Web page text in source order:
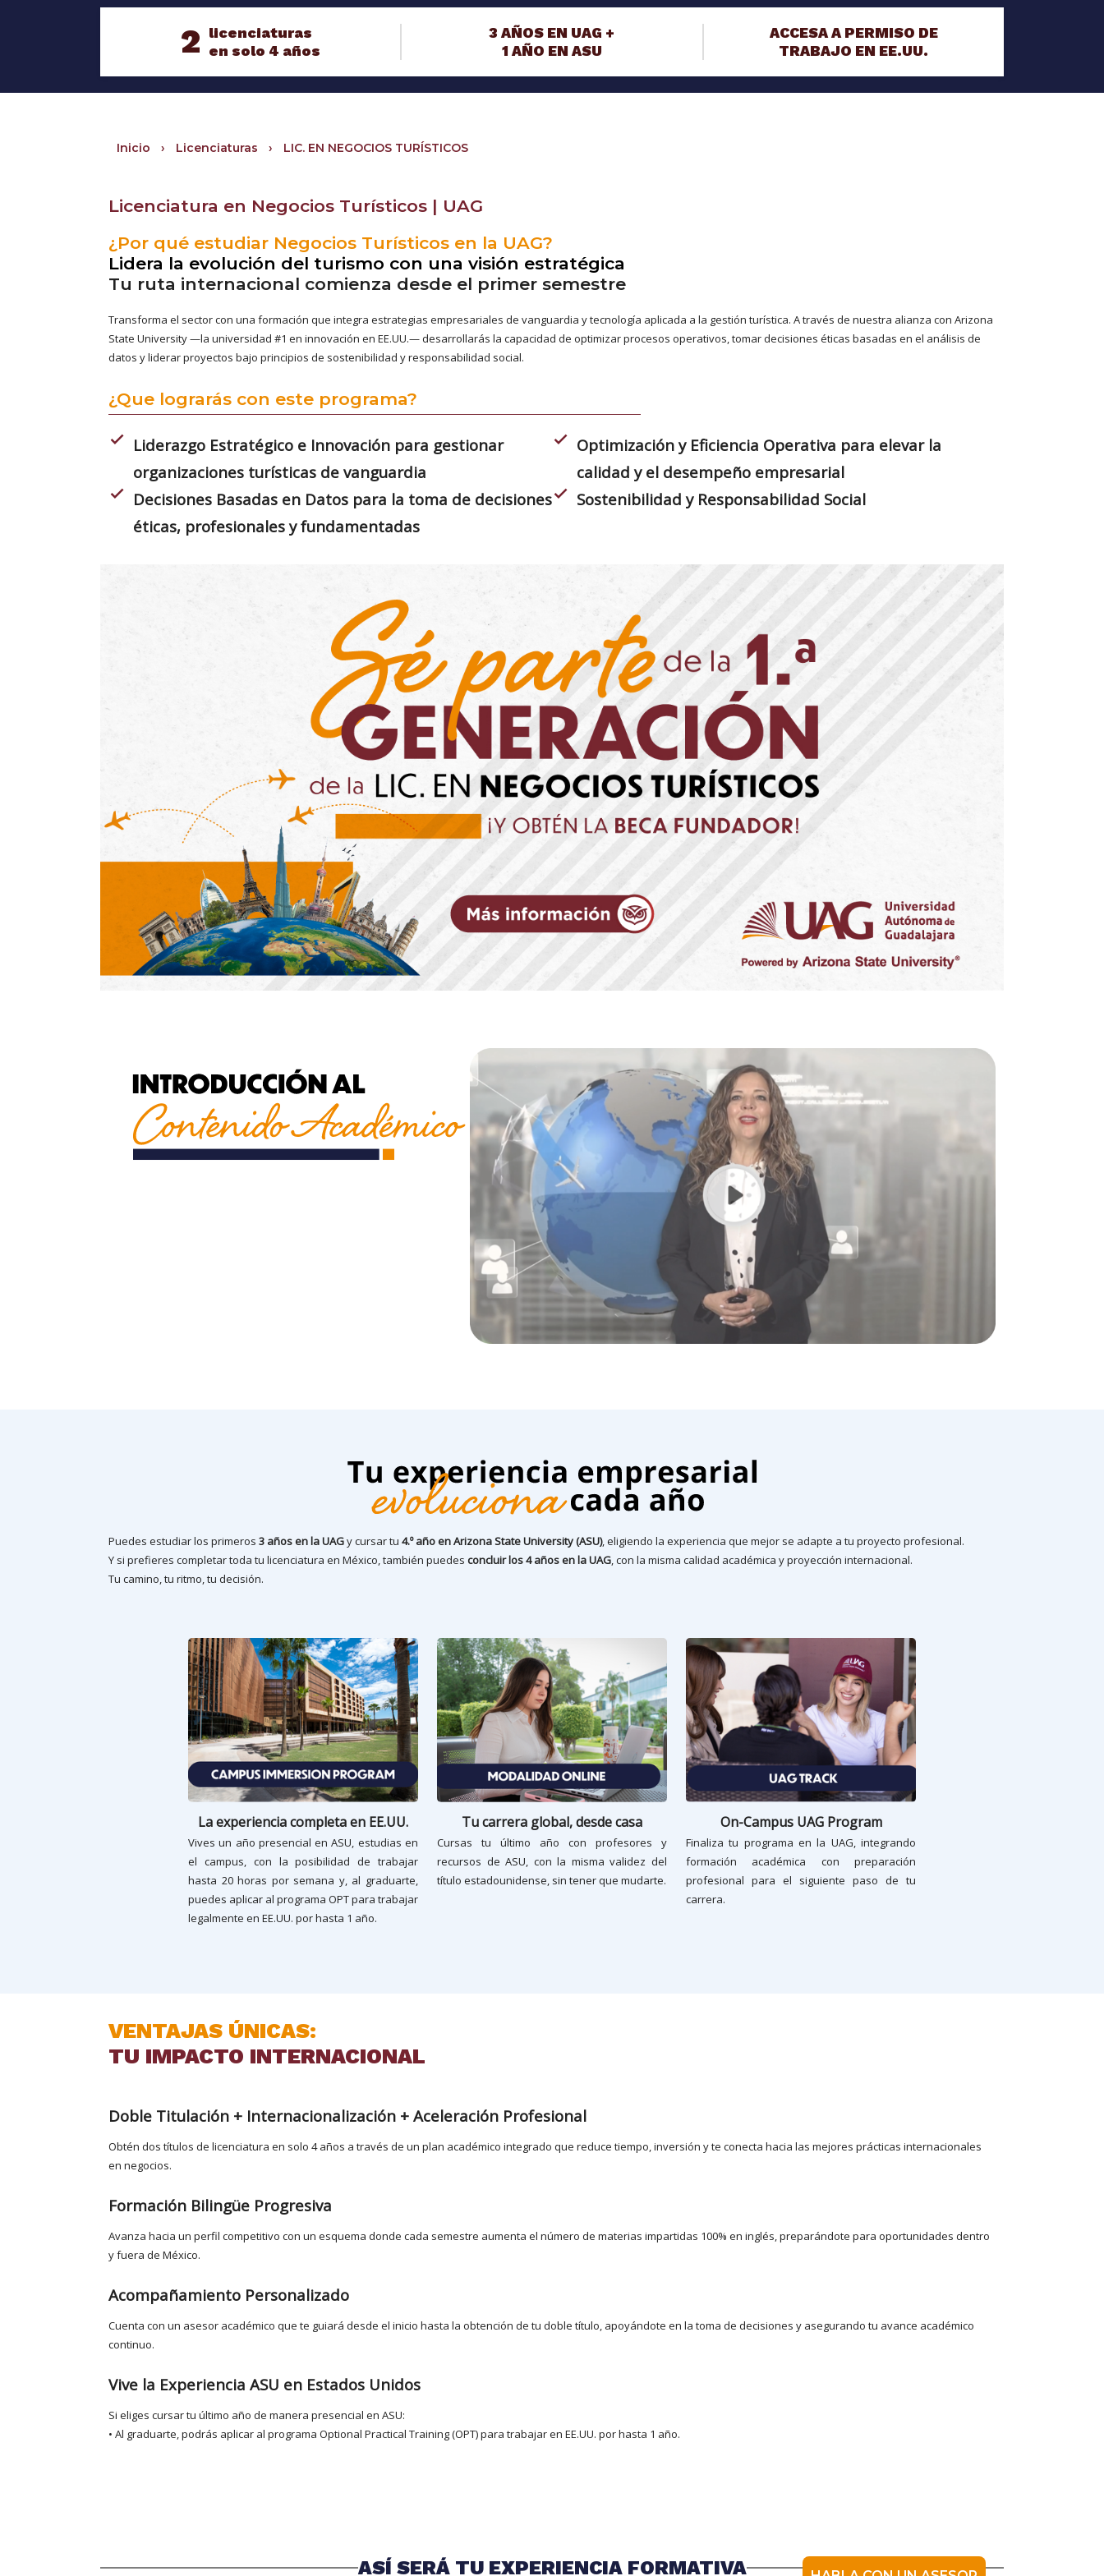
2 licenciaturas
en solo 4 años
3 AÑOS EN UAG +
1 AÑO EN ASU
ACCESA A PERMISO DE
TRABAJO EN EE.UU.
Inicio › Licenciaturas › LIC. EN NEGOCIOS TURÍSTICOS
Licenciatura en Negocios Turísticos | UAG
¿Por qué estudiar Negocios Turísticos en la UAG?
Lidera la evolución del turismo con una visión estratégica
Tu ruta internacional comienza desde el primer semestre
Transforma el sector con una formación que integra estrategias empresariales de vanguardia y tecnología aplicada a la gestión turística. A través de nuestra alianza con Arizona
State University —la universidad #1 en innovación en EE.UU.— desarrollarás la capacidad de optimizar procesos operativos, tomar decisiones éticas basadas en el análisis de
datos y liderar proyectos bajo principios de sostenibilidad y responsabilidad social.
¿Que lograrás con este programa?
check
Liderazgo Estratégico e Innovación para gestionar
organizaciones turísticas de vanguardia
check Optimización y Eficiencia Operativa para elevar la
calidad y el desempeño empresarial
check
Decisiones Basadas en Datos para la toma de decisiones
éticas, profesionales y fundamentadas
check Sostenibilidad y Responsabilidad Social
Puedes estudiar los primeros 3 años en la UAGy cursar tu 4.º año en Arizona State University (ASU), eligiendo la experiencia que mejor se adapte a tu proyecto profesional.
Y si prefieres completar toda tu licenciatura en México, también puedes concluir los 4 años en la UAG, con la misma calidad académica y proyección internacional.
Tu camino, tu ritmo, tu decisión.
La experiencia completa en EE.UU.
Vives un año presencial en ASU, estudias en
el campus, con la posibilidad de trabajar
hasta 20 horas por semana y, al graduarte,
puedes aplicar al programa OPT para trabajar
legalmente en EE.UU. por hasta 1 año.
Tu carrera global, desde casa
Cursas tu último año con profesores y
recursos de ASU, con la misma validez del
título estadounidense, sin tener que mudarte.
On-Campus UAG Program
Finaliza tu programa en la UAG, integrando
formación académica con preparación
profesional para el siguiente paso de tu
carrera.
VENTAJAS ÚNICAS:
TU IMPACTO INTERNACIONAL
Doble Titulación + Internacionalización + Aceleración Profesional
Obtén dos títulos de licenciatura en solo 4 años a través de un plan académico integrado que reduce tiempo, inversión y te conecta hacia las mejores prácticas internacionales
en negocios.
Formación Bilingüe Progresiva
Avanza hacia un perfil competitivo con un esquema donde cada semestre aumenta el número de materias impartidas 100% en inglés, preparándote para oportunidades dentro
y fuera de México.
Acompañamiento Personalizado
Cuenta con un asesor académico que te guiará desde el inicio hasta la obtención de tu doble título, apoyándote en la toma de decisiones y asegurando tu avance académico
continuo.
Vive la Experiencia ASU en Estados Unidos
Si eliges cursar tu último año de manera presencial en ASU:
• Al graduarte, podrás aplicar al programa Optional Practical Training (OPT) para trabajar en EE.UU. por hasta 1 año.
ASÍ SERÁ TU EXPERIENCIA FORMATIVA